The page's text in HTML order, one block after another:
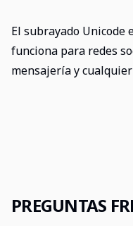
El subrayado Unicode
funciona para redes
mensajería y
PREGUNTAS